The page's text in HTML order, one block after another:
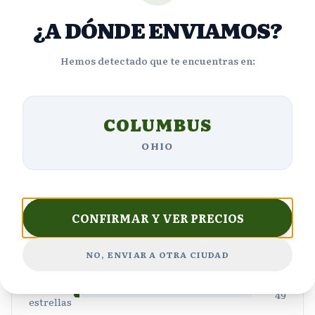
4.4
Basado en1640reseñas
estrellas
estrellas
estrellas
estrellas
49
¿A DÓNDE ENVIAMOS?
Hemos detectado que te encuentras en:
COLUMBUS
OHIO
CONFIRMAR Y VER PRECIOS
NO, ENVIAR A OTRA CIUDAD